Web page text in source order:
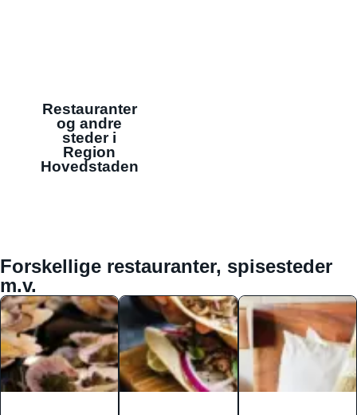
Restauranter
og andre
steder i
Region
Hovedstaden
Forskellige restauranter, spisesteder
m.v.